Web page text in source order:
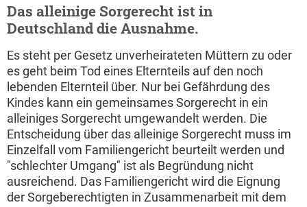
Das alleinige Sorgerecht ist in
Deutschland die Ausnahme.
Es steht per Gesetz unverheirateten Müttern zu oder
es geht beim Tod eines Elternteils auf den noch
lebenden Elternteil über. Nur bei Gefährdung des
Kindes kann ein gemeinsames Sorgerecht in ein
alleiniges Sorgerecht umgewandelt werden. Die
Entscheidung über das alleinige Sorgerecht muss im
Einzelfall vom Familiengericht beurteilt werden und
"schlechter Umgang" ist als Begründung nicht
ausreichend. Das Familiengericht wird die Eignung
der Sorgeberechtigten in Zusammenarbeit mit dem